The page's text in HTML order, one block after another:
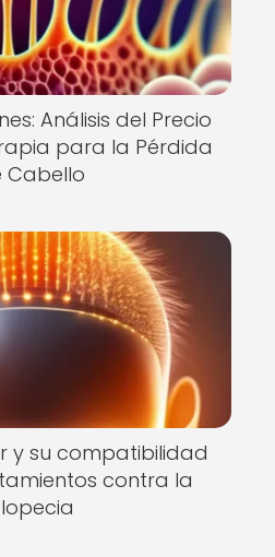
Análisis del Precio
para la Pérdida
Cabello
y su compatibilidad
contra la